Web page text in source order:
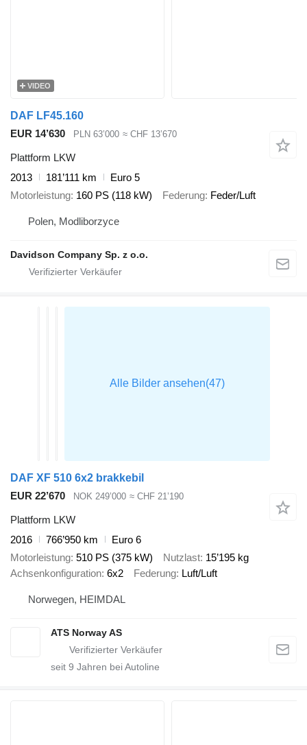
VIDEO
DAF LF45.160
EUR 14’630
PLN 63’000 ≈ CHF 13’670
Plattform LKW
2013
181’111 km
Euro 5
Motorleistung 160 PS (118 kW) Federung Feder/Luft
Polen, Modliborzyce
Davidson Company Sp. z o.o.
DAF XF 510 6x2 brakkebil
EUR 22’670
NOK 249’000 ≈ CHF 21’190
Plattform LKW
2016
766’950 km
Euro 6
Motorleistung 510 PS (375 kW) Nutzlast 15’195 kg
Achsenkonfiguration 6x2 Federung Luft/Luft
Norwegen, HEIMDAL
ATS Norway AS
seit 9 Jahren bei Autoline